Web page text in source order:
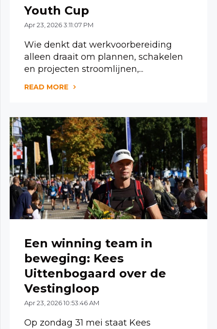
Youth Cup
Apr 23, 2026 3:11:07 PM
Wie denkt dat werkvoorbereiding
alleen draait om plannen, schakelen
en projecten stroomlijnen,...
READ MORE
Een winning team in
beweging: Kees
Uittenbogaard over de
Vestingloop
Apr 23, 2026 10:53:46 AM
Op zondag 31 mei staat Kees